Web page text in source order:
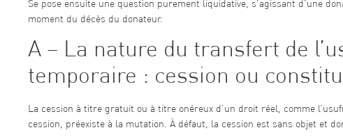
Se pose ensuite une question purement liquidative, s’agissant d’une
moment du décès du donateur.
A – La nature du transfert de
temporaire : cession ou
La cession à titre gratuit ou à titre onéreux d’un droit réel, comme
cession, préexiste à la mutation. À défaut, la cession est sans objet et